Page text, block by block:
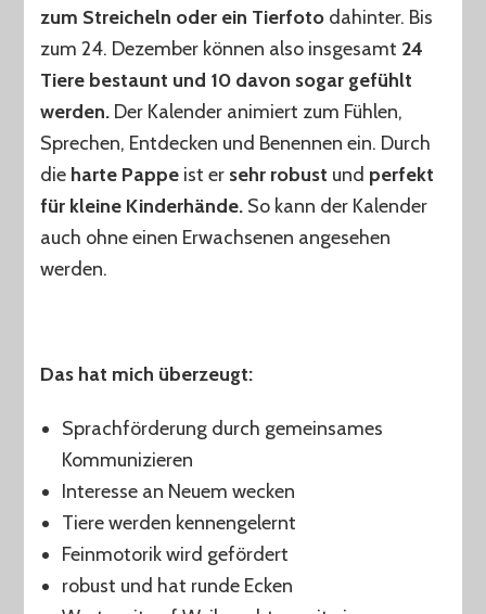
zum Streicheln oder ein Tierfoto dahinter. Bis
zum 24. Dezember können also insgesamt 24
Tiere bestaunt und 10 davon sogar gefühlt
werden. Der Kalender animiert zum Fühlen,
Sprechen, Entdecken und Benennen ein. Durch
die harte Pappe ist er sehr robust und perfekt
für kleine Kinderhände. So kann der Kalender
auch ohne einen Erwachsenen angesehen
werden.
Das hat mich überzeugt:
Sprachförderung durch gemeinsames
Kommunizieren
Interesse an Neuem wecken
Tiere werden kennengelernt
Feinmotorik wird gefördert
robust und hat runde Ecken